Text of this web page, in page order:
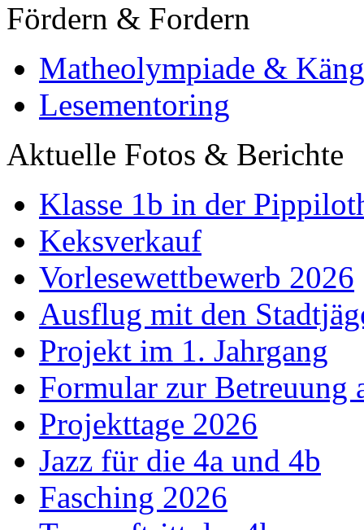
Fördern & Fordern
Matheolympiade &
Lesementoring
Aktuelle Fotos & Berichte
Klasse 1b in der
Keksverkauf
Vorlesewettbewerb 2026
Ausflug mit den
Projekt im 1. Jahrgang
Formular zur Betreuung
Projekttage 2026
Jazz für die 4a und 4b
Fasching 2026